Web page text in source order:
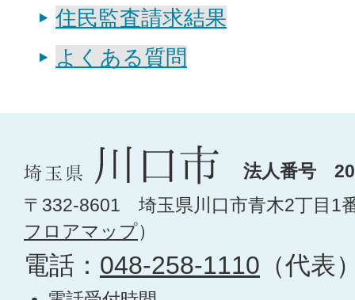
住民監査請求結果
よくある質問
法人番号
〒332-8601 埼玉県川口市青木2丁目1
フロアマップ）
電話： 048-258-1110 （代表